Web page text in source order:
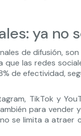
ya no
de difusión,
que las redes
de efectividad,
TikTok y
para vender
se limita a atraer